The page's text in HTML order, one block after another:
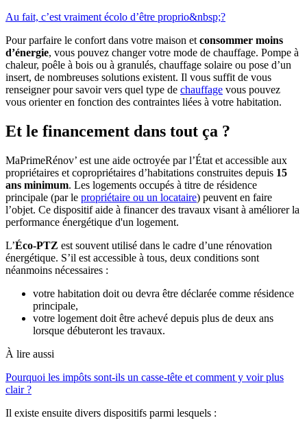
Au fait, c’est vraiment écolo d’être proprio&nbsp;?
Pour parfaire le confort dans votre maison et consommer moins
d’énergie, vous pouvez changer votre mode de chauffage. Pompe à
chaleur, poêle à bois ou à granulés, chauffage solaire ou pose d’un
insert, de nombreuses solutions existent. Il vous suffit de vous
renseigner pour savoir vers quel type de chauffage vous pouvez
vous orienter en fonction des contraintes liées à votre habitation.
Et le financement dans tout ça ?
MaPrimeRénov’ est une aide octroyée par l’État et accessible aux
propriétaires et copropriétaires d’habitations construites depuis 15
ans minimum. Les logements occupés à titre de résidence
principale (par le propriétaire ou un locataire) peuvent en faire
l’objet. Ce dispositif aide à financer des travaux visant à améliorer la
performance énergétique d'un logement.
L’Éco-PTZ est souvent utilisé dans le cadre d’une rénovation
énergétique. S’il est accessible à tous, deux conditions sont
néanmoins nécessaires :
votre habitation doit ou devra être déclarée comme résidence
principale,
votre logement doit être achevé depuis plus de deux ans
lorsque débuteront les travaux.
À lire aussi
Pourquoi les impôts sont-ils un casse-tête et comment y voir plus
clair ?
Il existe ensuite divers dispositifs parmi lesquels :